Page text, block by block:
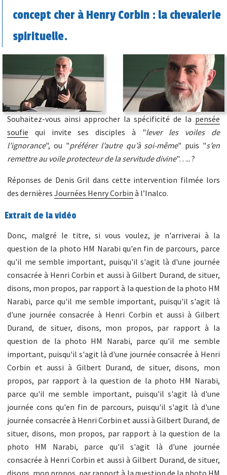
concept cher à Henry Corbin : la chevalerie
spirituelle.
Souhaitez-vous ainsi approcher la spécificité de la pensée
soufie qui invite ses disciples à "lever les voiles de
l’ignorance", ou "préférer l’autre qu’à soi-même" puis "s’en
remettre au voile protecteur de la servitude divine"….. ?
Réponses de Denis Gril dans cette intervention filmée lors
des dernièresJournées Henry Corbin à l’Inalco.
Extrait de la vidéo
Donc, malgré le titre, si vous voulez, je n'arriverai à la
question de la photo HM Narabi qu'en fin de parcours, parce
qu'il me semble important, puisqu'il s'agit là d'une journée
consacrée à Henri Corbin et aussi à Gilbert Durand, de situer,
disons, mon propos, par rapport à la question de la photo HM
Narabi, parce qu'il me semble important, puisqu'il s'agit là
d'une journée consacrée à Henri Corbin et aussi à Gilbert
Durand, de situer, disons, mon propos, par rapport à la
question de la photo HM Narabi, parce qu'il me semble
important, puisqu'il s'agit là d'une journée consacrée à Henri
Corbin et aussi à Gilbert Durand, de situer, disons, mon
propos, par rapport à la question de la photo HM Narabi,
parce qu'il me semble important, puisqu'il s'agit là d'une
journée cons qu'en fin de parcours, puisqu'il s'agit là d'une
journée consacrée à Henri Corbin et aussi à Gilbert Durand, de
situer, disons, mon propos, par rapport à la question de la
photo HM Narabi, parce qu'il s'agit là d'une journée
consacrée à Henri Corbin et aussi à Gilbert Durand, de situer,
disons, mon propos, par rapport à la question de la photo HM